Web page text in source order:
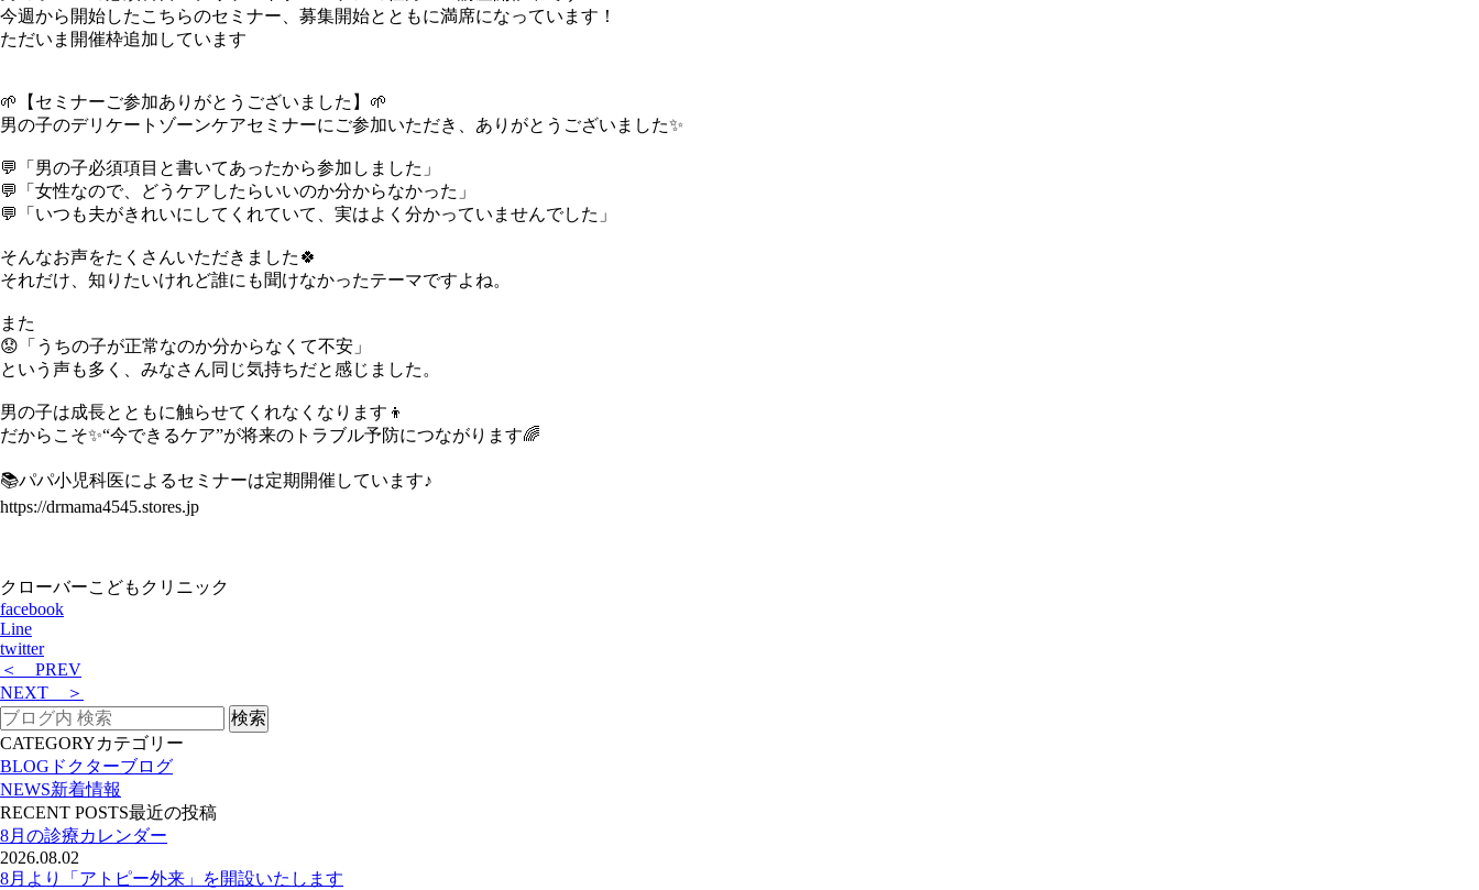
今週から開始したこちらのセミナー、募集開始とともに満席になっています！
ただいま開催枠追加しています
🌱【セミナーご参加ありがとうございました】🌱
男の子のデリケートゾーンケアセミナーにご参加いただき、ありがとうございました✨
💬「男の子必須項目と書いてあったから参加しました」
💬「女性なので、どうケアしたらいいのか分からなかった」
💬「いつも夫がきれいにしてくれていて、実はよく分かっていませんでした」
そんなお声をたくさんいただきました🍀
それだけ、知りたいけれど誰にも聞けなかったテーマですよね。
また
😟「うちの子が正常なのか分からなくて不安」
という声も多く、みなさん同じ気持ちだと感じました。
男の子は成長とともに触らせてくれなくなります👦
だからこそ✨“今できるケア”が将来のトラブル予防につながります🌈
📚パパ小児科医によるセミナーは定期開催しています♪
https://drmama4545.stores.jp
クローバーこどもクリニック
facebook
Line
twitter
＜ PREV
NEXT ＞
CATEGORYカテゴリー
BLOG ドクターブログ
NEWS新着情報
RECENT POSTS最近の投稿
8月の診療カレンダー
2026.08.02
8月より「アトピー外来」を開設いたします